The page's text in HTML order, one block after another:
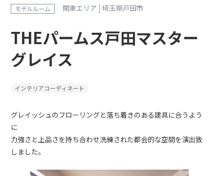
モデルルーム 関東エリア 埼玉県戸田市
THEパームス戸田マスター
グレイス
インテリアコーディネート
グレイッシュのフローリングと落ち着きのある建具に合うよう
に
力強さと上品さを持ち合わせ洗練された都会的な空間を演出致
しました。